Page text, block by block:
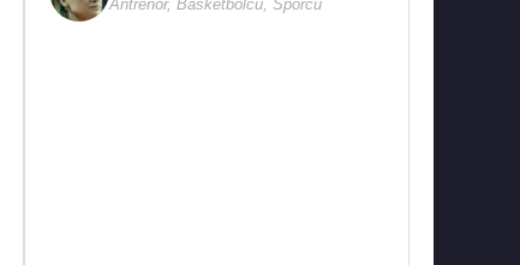
Antrenör, Basketbolcu Sporcu